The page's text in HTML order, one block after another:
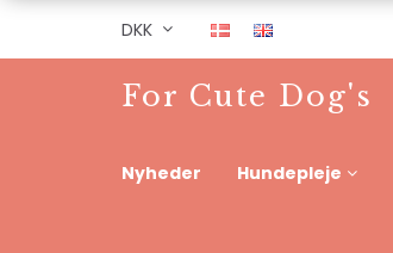
DKK
For Cute Dog's
Nyheder Hundepleje